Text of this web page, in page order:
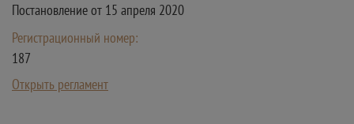
Постановление от 15 апреля 2020
Регистрационный номер:
187
Открыть регламент